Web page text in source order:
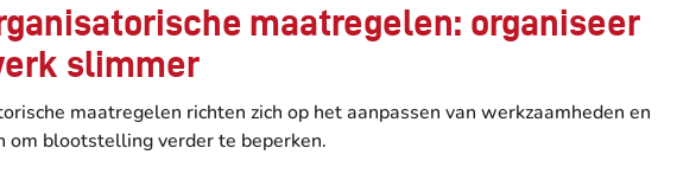
maatregelen: organiseer
slimmer
maatregelen richten zich op het aanpassen van werkzaamheden en
om blootstelling verder te beperken.